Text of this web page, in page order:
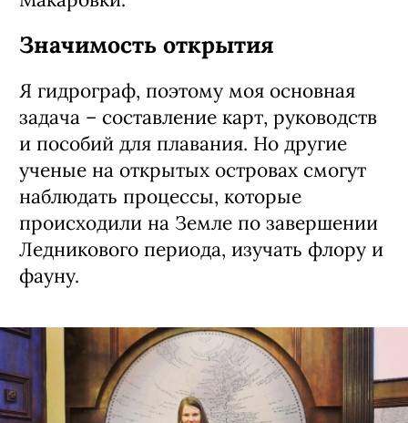
Значимость открытия
Я гидрограф, поэтому моя основная
задача – составление карт, руководств
и пособий для плавания. Но другие
ученые на открытых островах смогут
наблюдать процессы, которые
происходили на Земле по завершении
Ледникового периода, изучать флору и
фауну.